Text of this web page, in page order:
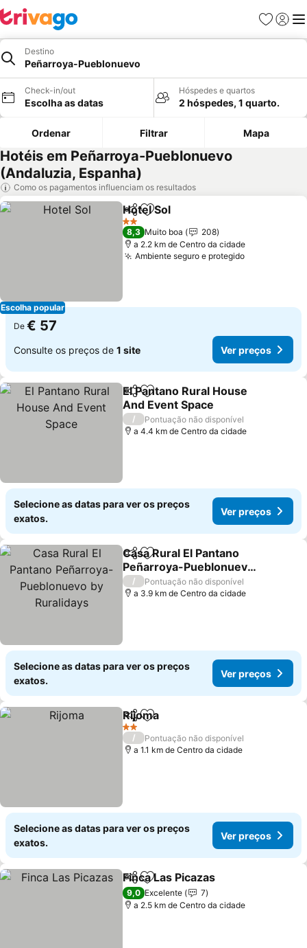
Favoritos
Iniciar
Destino
Peñarroya-Pueblonuevo
Check-in/out
Escolha as datas
Hóspedes e quartos
2 hóspedes, 1 quarto.
Ordenar Filtrar Mapa
Hotéis em Peñarroya-Pueblonuevo
(Andaluzia, Espanha)
Como os pagamentos influenciam os resultados
Escolha popular
PartilharAdicionar aos favoritos
Hotel Sol
2 Estrelas
8,3 Muito boa
208
a 2.2 km de Centro da cidade
Ambiente seguro e protegido
De € 57
Consulte os preços de 1 site Ver preços
PartilharAdicionar aos favoritos
El Pantano Rural House
And Event Space
/
Pontuação não disponível
a 4.4 km de Centro da cidade
Selecione as datas para ver os preços
exatos.
Ver preços
PartilharAdicionar aos favoritos
Casa Rural El Pantano
Peñarroya-Pueblonuevo
by Ruralidays
/
Pontuação não disponível
a 3.9 km de Centro da cidade
Selecione as datas para ver os preços
exatos.
Ver preços
PartilharAdicionar aos favoritos
Rijoma
2 Estrelas
/
Pontuação não disponível
a 1.1 km de Centro da cidade
Selecione as datas para ver os preços
exatos.
Ver preços
PartilharAdicionar aos favoritos
Finca Las Picazas
9,0 Excelente
7
a 2.5 km de Centro da cidade